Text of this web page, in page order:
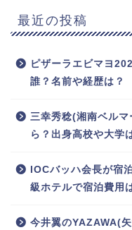
最近の投稿
ピザーラエビマヨ
誰？名前や経歴は？
三幸秀稔(湘南ベル
ら？出身高校や大学
IOCバッハ会長が宿
級ホテルで宿泊費用
今井翼のYAZAWA(